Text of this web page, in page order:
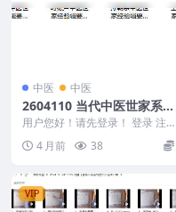
中医 中医
2604110 当代中医世家系列
（共十册）
用户您好！请先登录！ 登录 注册
当代中医世家系列（共十册）交流
学习不提供下载 ...
4 月前 38
VIP